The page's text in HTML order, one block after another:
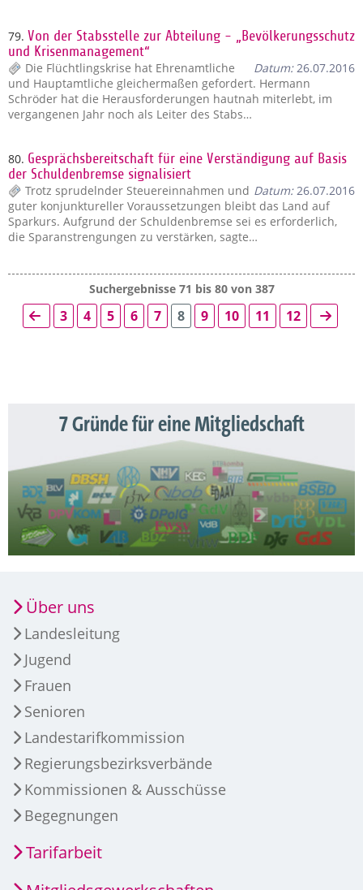
79. Von der Stabsstelle zur Abteilung - „Bevölkerungsschutz
und Krisenmanagement“
Datum:26.07.2016
Die Flüchtlingskrise hat Ehrenamtliche
und Hauptamtliche gleichermaßen gefordert. Hermann
Schröder hat die Herausforderungen hautnah miterlebt, im
vergangenen Jahr noch als Leiter des Stabs…
80. Gesprächsbereitschaft für eine Verständigung auf Basis
der Schuldenbremse signalisiert
Datum:26.07.2016
Trotz sprudelnder Steuereinnahmen und
guter konjunktureller Voraussetzungen bleibt das Land auf
Sparkurs. Aufgrund der Schuldenbremse sei es erforderlich,
die Sparanstrengungen zu verstärken, sagte…
Suchergebnisse 71 bis 80 von 387
3 4 5 6 7 8 9 10 11 12
7 Gründe für eine Mitgliedschaft
Über uns
Landesleitung
Jugend
Frauen
Senioren
Landestarifkommission
Regierungsbezirksverbände
Kommissionen & Ausschüsse
Begegnungen
Tarifarbeit